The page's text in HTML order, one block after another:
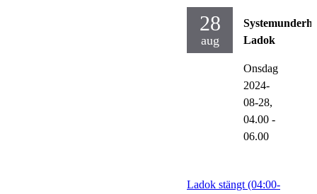
28
aug
Ladok
Onsdag
2024-
08-28,
04.00 -
06.00
Ladok stängt (04:00-